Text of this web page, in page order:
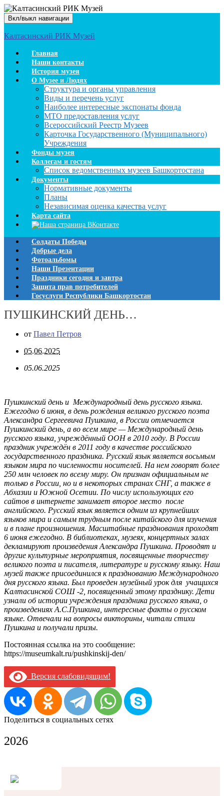
Вкл/выкл навигации
Калтасинский РИК Музей
Главная
Наши контакты
История музея
О Музее и Людях
Структура и органы управления
Виды и перечень услуг
Наиболее интересные экспонаты фонда
МТО предоставления услуг
Всероссийский Реестр Музеев
Карточка Государственного (Муниципального)
Учреждения
Фонды музея
Коллегам и гостям
Список ведомственных музеев Башкортостана
Документы
Нормативные документы
Планы
Независимая оценка качества услуг
Карта сайта
Солдаты Победы
Добрые дела
Фотоальбомы
Наши Презентации
Праздники сегодня и завтра
Защита прав потребителей
Госуслуги Республики Башкортостан
ПУШКИНСКИЙ ДЕНЬ…
от Павел Петров
05.06.2025
05.06.2025
Пушкинский день и Международный день русского языка.
Ежегодно 6 июня, в день рождения великого русского поэта
Александра Сергеевича Пушкина, в России отмечается
Пушкинский день, а во всем мире — Международный день
русского языка учреждённый ООН в 2010 году. В России
праздник учреждён в 2011 году в качестве российского
государственного праздника. Русский язык является восьмым
языком мира по численности носителей. На нем говорят более
250 млн человек по всему миру. Он признан официальным не
только в России, но и в некоторых странах СНГ, а также в
Абхазии и Южной Осетии. По числу использующих его
сайтов в интернете занимает второе место после
английского. Русский язык является одним из крупнейших
языков мира и самым трудным после китайского для изучения
и в плане произношения. Масштабные празднования проходят
6 июня ежегодно. В библиотеках, музеях, концертных залах
декламируют произведения Александра Пушкина. Проводят и
другие культурные мероприятия посвященные творчеству
великого поэта и писателя, литературе и русскому языку. Наш
музей также присоединился к празднованию Международного
дня русского языка. Был проведен музейный урок для учащихся
Калтасинской СОШ -2, посвященный этому празднику. Дети
узнали об истории учреждения праздника русского языка, о
произведениях А.С.Пушкина, интересные факты о русском
языке. Отвечали на вопросы викторины, читали стихи
Пушкина и получали призы.
Постоянная ссылка на это сообщение:
https://museumkalt.ru/pushkinskij-den/
Версия слабовидящим!
Поделиться в социальных сетях
2026